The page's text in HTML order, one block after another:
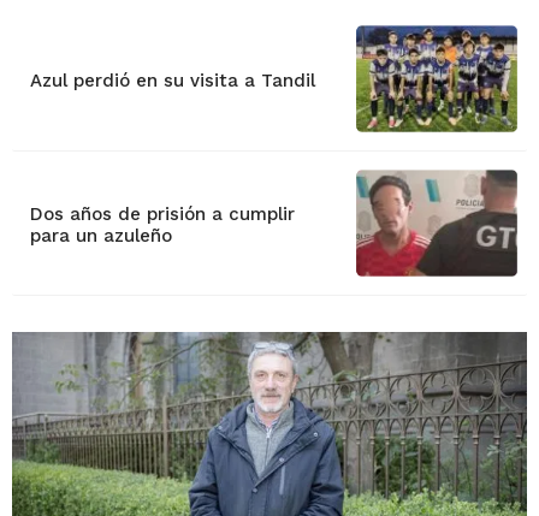
Azul perdió en su visita a Tandil
Dos años de prisión a cumplir
para un azuleño